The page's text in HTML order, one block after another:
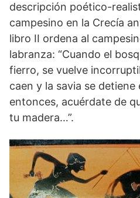
descripción poético-
campesino en la Crecía
libro II ordena al
labranza: “Cuando el
fierro, se vuelve
caen y la savia se detiene
entonces, acuérdate de
tu madera…”.